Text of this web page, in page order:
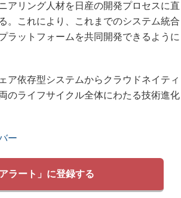
リング人材を日産の開発プロセスに直
。これにより、これまでのシステム統合
ラットフォームを共同開発できるように
依存型システムからクラウドネイティ
のライフサイクル全体にわたる技術進化
ー
ラート」に登録する